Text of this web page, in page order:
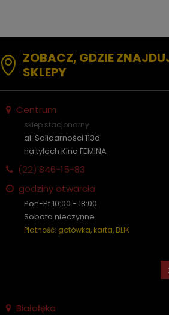
ZOBACZ, GDZIE
SKLEPY
Centrum
sklep stacjonarny
al. Solidarności 113d
na tyłach Kina FEMINA
(22) 846-15-83
godziny otwarcia
Pon-Pt 10:00 - 18:00
Sobota nieczynne
Płatność: gotówka, karta, BLIK
Białołęka